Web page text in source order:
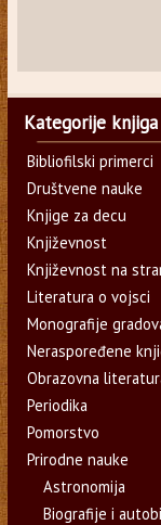
Kategorije knjiga
Bibliofilski primerci
Društvene nauke
Knjige za decu
Književnost
Književnost na
Literatura o vojsci
Monografije
Neraspoređene
Obrazovna
Periodika
Pomorstvo
Prirodne nauke
Astronomija
Biografije i